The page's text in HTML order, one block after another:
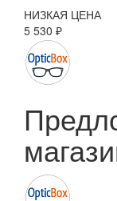
НИЗКАЯ ЦЕНА
5 530 ₽